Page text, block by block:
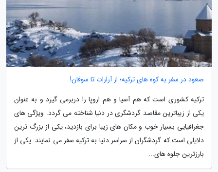
صعود در سفر به کوه های ترکیه؛ از آرارات تا سوفان!
ترکیه کشوری است که هم آسیا و هم اروپا را دربرمی گیرد و به عنوان
یکی از زیباترین مقاصد گردشگری در دنیا شناخته می گردد. ویژگی های
جغرافیایی بسیار خوب و مکان های زیبا برای بازدید، یکی از بزرگ ترین
دلایلی است که گردشگران از سراسر دنیا به ترکیه سفر می نمایند. یکی از
بارزترین جلوه های...